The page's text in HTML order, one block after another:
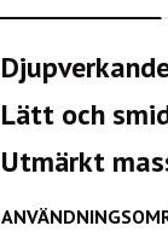
Lätt och
Utmärkt